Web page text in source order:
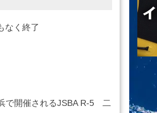
なく終了
で開催されるJSBA R-5 二